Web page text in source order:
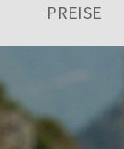
PREISE